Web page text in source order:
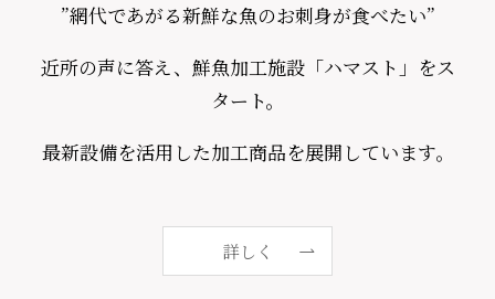
”網代であがる新鮮な魚のお刺身が食べたい”
近所の声に答え、鮮魚加工施設「ハマスト」をス
タート。
最新設備を活用した加工商品を展開しています。
詳しく